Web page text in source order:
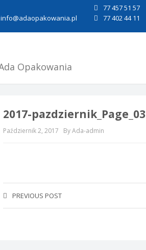
info@adaopakowania.pl
77 457 51 57
77 402 44 11
2017-pazdziernik_Page_03
Październik 2, 2017 By Ada-admin
PREVIOUS POST